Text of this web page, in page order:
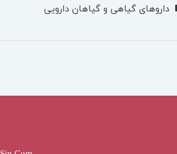
داروهای گیاهی و گیاهان دارویی